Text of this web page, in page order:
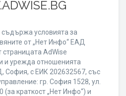
условията за
от „Нет Инфо“ ЕАД
AdWise
и урежда отношенията
София, с ЕИК 202632567, със
гр. София 1528, ул.
краткост „Нет Инфо“) и